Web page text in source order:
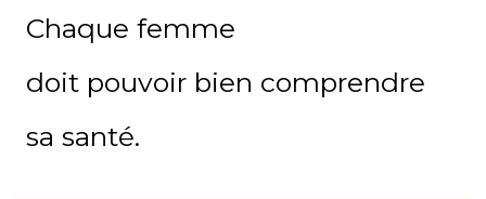
Chaque femme
doit pouvoir bien comprendre
sa santé.